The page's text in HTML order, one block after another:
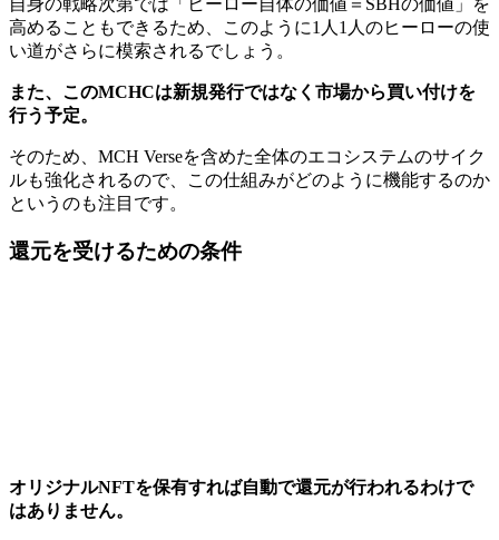
自身の戦略次第では「ヒーロー自体の価値＝SBHの価値」を
高めることもできるため、このように1人1人のヒーローの使
い道がさらに模索されるでしょう。
また、このMCHCは新規発行ではなく市場から買い付けを
行う予定。
そのため、MCH Verseを含めた全体のエコシステムのサイク
ルも強化されるので、この仕組みがどのように機能するのか
というのも注目です。
還元を受けるための条件
オリジナルNFTを保有すれば自動で還元が行われるわけで
はありません。